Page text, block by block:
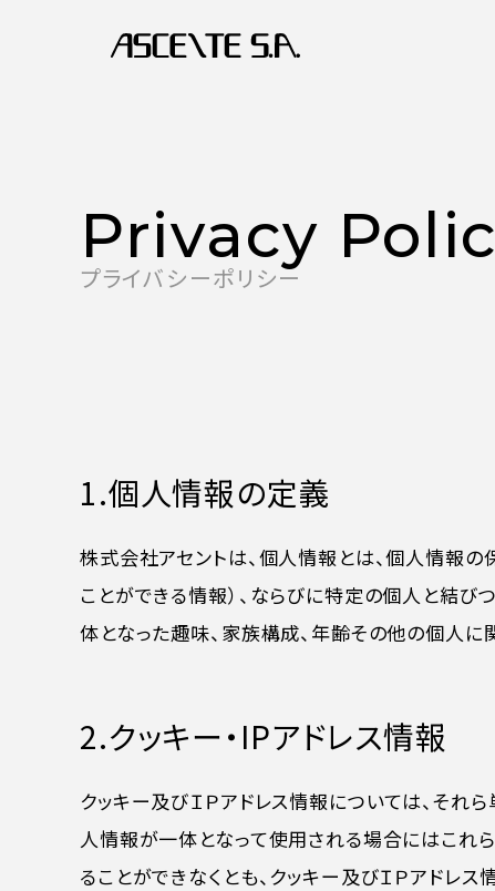
メインナビゲーション
Privacy
プライバシーポリシー
1.個人情報の定義
株式会社アセントは、個人情報とは、個人情報
ことができる情報）、ならびに特定の個人と結び
体となった趣味、家族構成、年齢その他の個人に
2.クッキー・IPアドレス情報
クッキー及びＩＰアドレス情報については、そ
人情報が一体となって使用される場合にはこれ
ることができなくとも、クッキー及びＩＰアドレ